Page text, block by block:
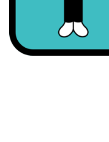
2026/09/09(水)
・がん征圧月間